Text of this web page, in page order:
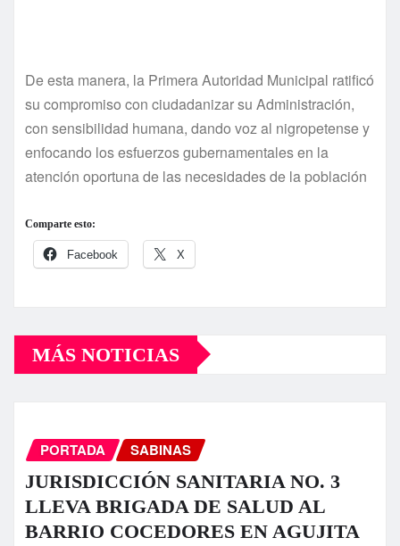
De esta manera, la Primera Autoridad Municipal ratificó
su compromiso con ciudadanizar su Administración,
con sensibilidad humana, dando voz al nigropetense y
enfocando los esfuerzos gubernamentales en la
atención oportuna de las necesidades de la población
Comparte esto:
Facebook X
MÁS NOTICIAS
PORTADA SABINAS
JURISDICCIÓN SANITARIA NO. 3
LLEVA BRIGADA DE SALUD AL
BARRIO COCEDORES EN AGUJITA